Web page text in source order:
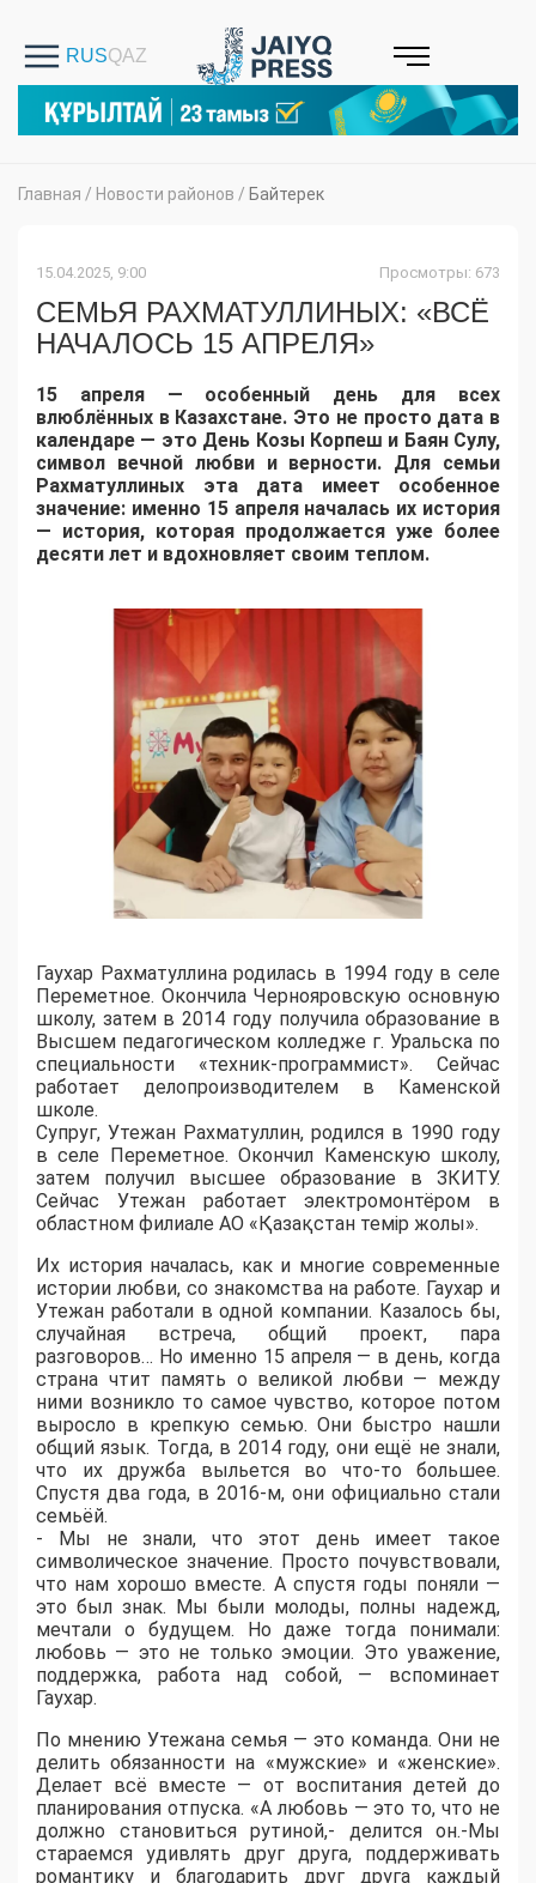
Главная / Новости районов / Байтерек
15.04.2025, 9:00 Просмотры: 673
СЕМЬЯ РАХМАТУЛЛИНЫХ: «ВСЁ
НАЧАЛОСЬ 15 АПРЕЛЯ»
15 апреля — особенный день для всех
влюблённых в Казахстане. Это не просто дата в
календаре — это День Козы Корпеш и Баян Сулу,
символ вечной любви и верности. Для семьи
Рахматуллиных эта дата имеет особенное
значение: именно 15 апреля началась их история
— история, которая продолжается уже более
десяти лет и вдохновляет своим теплом.
Гаухар Рахматуллина родилась в 1994 году в селе
Переметное. Окончила Чернояровскую основную
школу, затем в 2014 году получила образование в
Высшем педагогическом колледже г. Уральска по
специальности «техник-программист». Сейчас
работает делопроизводителем в Каменской
школе.
Супруг, Утежан Рахматуллин, родился в 1990 году
в селе Переметное. Окончил Каменскую школу,
затем получил высшее образование в ЗКИТУ.
Сейчас Утежан работает электромонтёром в
областном филиале АО «Қазақстан темір жолы».
Их история началась, как и многие современные
истории любви, со знакомства на работе. Гаухар и
Утежан работали в одной компании. Казалось бы,
случайная встреча, общий проект, пара
разговоров… Но именно 15 апреля — в день, когда
страна чтит память о великой любви — между
ними возникло то самое чувство, которое потом
выросло в крепкую семью. Они быстро нашли
общий язык. Тогда, в 2014 году, они ещё не знали,
что их дружба выльется во что-то большее.
Спустя два года, в 2016-м, они официально стали
семьёй.
- Мы не знали, что этот день имеет такое
символическое значение. Просто почувствовали,
что нам хорошо вместе. А спустя годы поняли —
это был знак. Мы были молоды, полны надежд,
мечтали о будущем. Но даже тогда понимали:
любовь — это не только эмоции. Это уважение,
поддержка, работа над собой, — вспоминает
Гаухар.
По мнению Утежана семья — это команда. Они не
делить обязанности на «мужские» и «женские».
Делает всё вместе — от воспитания детей до
планирования отпуска. «А любовь — это то, что не
должно становиться рутиной,- делится он.-Мы
стараемся удивлять друг друга, поддерживать
романтику и благодарить друг друга каждый